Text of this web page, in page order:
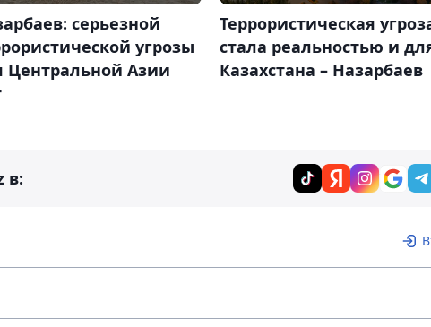
серьезной
угрозы
Центральной Азии
Террористическая
стала реальностью и
Казахстана – Назарбаев
в: